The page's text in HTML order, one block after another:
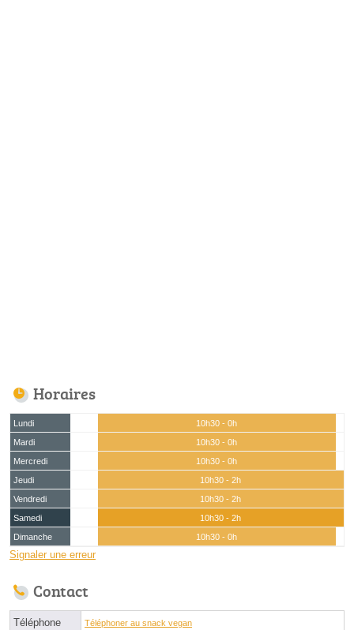
Horaires
Lundi
10h30 - 0h
Mardi
10h30 - 0h
Mercredi
10h30 - 0h
Jeudi
10h30 - 2h
Vendredi
10h30 - 2h
Samedi
10h30 - 2h
Dimanche
10h30 - 0h
Signaler une erreur
Contact
Téléphone Téléphoner au snack vegan